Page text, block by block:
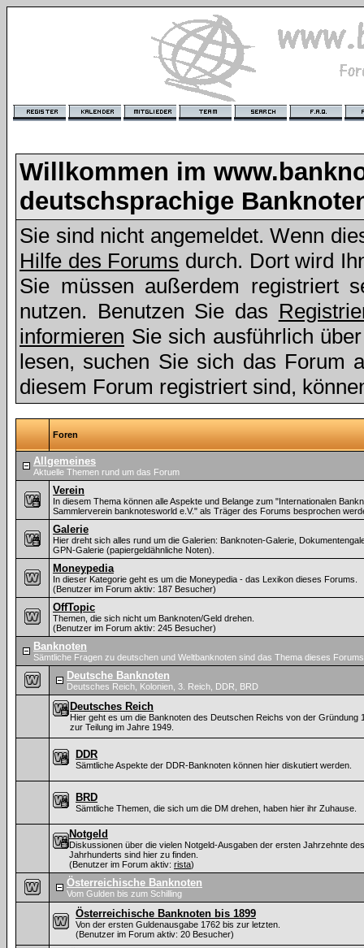
Willkommen im
deutschsprachige
Sie sind nicht angemeldet. Wenn
Hilfe des Forums durch. Dort wird
Sie müssen außerdem registriert
nutzen. Benutzen Sie das
informieren Sie sich ausführlich
lesen, suchen Sie sich das Forum
diesem Forum registriert sind,
Foren
Allgemeines
Aktuelle Themen rund um das Forum
Verein
In diesem Thema können alle Aspekte und Belange zum "Internationalen
Sammlerverein banknotesworld e.V." als Träger des Forums besprochen
Galerie
Hier dreht sich alles rund um die Galerien: Banknoten-Galerie,
GPN-Galerie (papiergeldähnliche Noten).
Moneypedia
In dieser Kategorie geht es um die Moneypedia - das Lexikon dieses Forums.
(Benutzer im Forum aktiv: 187 Besucher)
OffTopic
Themen, die sich nicht um Banknoten/Geld drehen.
(Benutzer im Forum aktiv: 245 Besucher)
Banknoten
Sämtliche Fragen zu deutschen und Weltbanknoten sind das Thema dieses
Deutsche Banknoten
Deutsches Reich, Kolonien, 3. Reich, DDR, BRD
Deutsches Reich
Hier geht es um die Banknoten des Deutschen Reichs von der Gründung
zur Teilung im Jahre 1949.
DDR
Sämtliche Aspekte der DDR-Banknoten können hier diskutiert werden.
BRD
Sämtliche Themen, die sich um die DM drehen, haben hier ihr Zuhause.
Notgeld
Diskussionen über die vielen Notgeld-Ausgaben der ersten Jahrzehnte
Jahrhunderts sind hier zu finden.
(Benutzer im Forum aktiv: rista)
Österreichische Banknoten
Vom Gulden bis zum Schilling
Österreichische Banknoten bis 1899
Von der ersten Guldenausgabe 1762 bis zur letzten.
(Benutzer im Forum aktiv: 20 Besucher)